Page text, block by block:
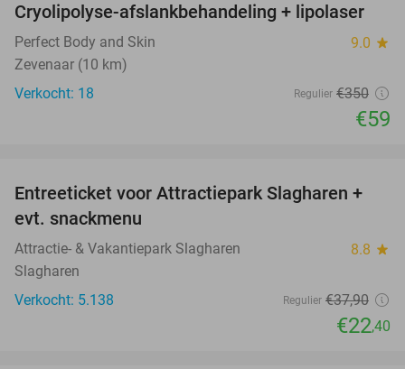
83%
Cryolipolyse-afslankbehandeling + lipolaser
Perfect Body and Skin 9.0 star
Zevenaar (10 km)
Verkocht: 18
Regulier €350
€59
41%
Entreeticket voor Attractiepark Slagharen +
evt. snackmenu
Attractie- & Vakantiepark Slagharen 8.8 star
Slagharen
Verkocht: 5.138
Regulier €37,90
€22,40